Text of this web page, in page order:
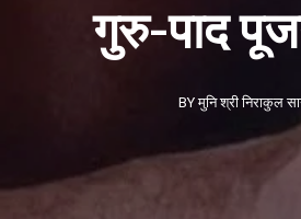
गुरु-पाद
BY मुनि श्री निराकुल